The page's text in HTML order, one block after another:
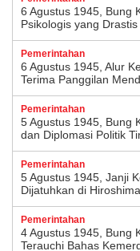
6 Agustus 1945, Bung
Psikologis yang
Pemerintahan
6 Agustus 1945, Alur
Terima Panggilan
Pemerintahan
5 Agustus 1945, Bung
dan Diplomasi Politik
Pemerintahan
5 Agustus 1945, Janji
Dijatuhkan di Hiroshima
Pemerintahan
4 Agustus 1945, Bung
Terauchi Bahas